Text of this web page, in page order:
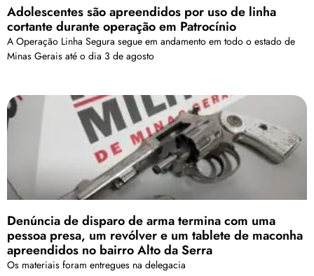
Adolescentes são apreendidos por uso de linha
cortante durante operação em Patrocínio
A Operação Linha Segura segue em andamento em todo o estado de
Minas Gerais até o dia 3 de agosto
Denúncia de disparo de arma termina com uma
pessoa presa, um revólver e um tablete de maconha
apreendidos no bairro Alto da Serra
Os materiais foram entregues na delegacia